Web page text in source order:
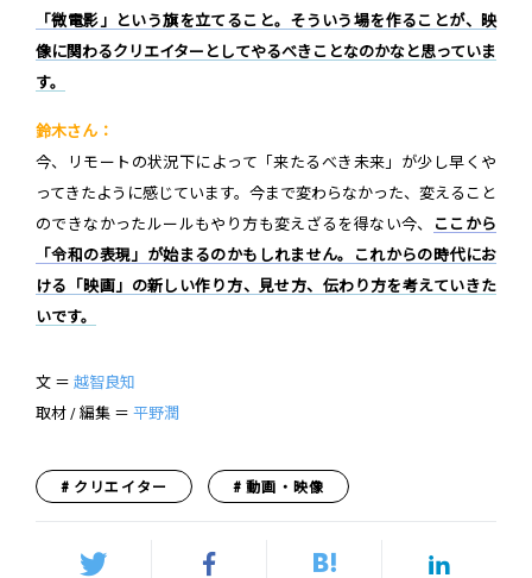
「微電影」という旗を立てること。そういう場を作ることが、映
像に関わるクリエイターとしてやるべきことなのかなと思っていま
す。
鈴木さん：
今、リモートの状況下によって「来たるべき未来」が少し早くや
ってきたように感じています。今まで変わらなかった、変えること
のできなかったルールもやり方も変えざるを得ない今、
ここから
「令和の表現」が始まるのかもしれません。これからの時代にお
ける「映画」の新しい作り方、見せ方、伝わり方を考えていきた
いです。
文 ＝ 越智良知
取材 / 編集 ＝ 平野潤
クリエイター 動画・映像